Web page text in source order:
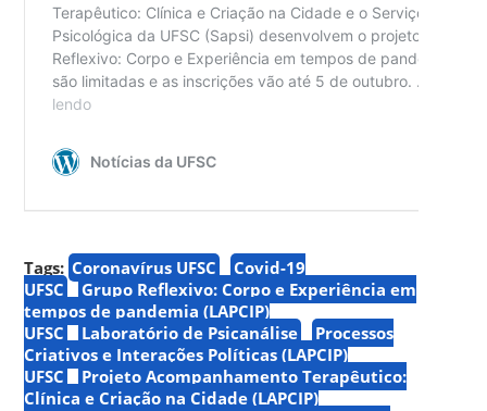
Tags: Coronavírus UFSC
Covid-19
UFSC
Grupo Reflexivo: Corpo e Experiência em
tempos de pandemia (LAPCIP)
UFSC
Laboratório de Psicanálise
Processos
Criativos e Interações Políticas (LAPCIP)
UFSC
Projeto Acompanhamento Terapêutico:
Clínica e Criação na Cidade (LAPCIP)